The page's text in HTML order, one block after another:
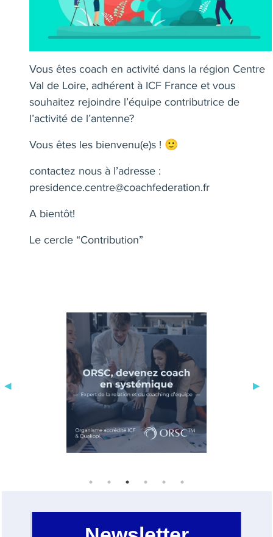
Vous êtes coach en activité dans la région Centre
Val de Loire, adhérent à ICF France et vous
souhaitez rejoindre l’équipe contributrice de
l’activité de l’antenne?
Vous êtes les bienvenu(e)s ! 🙂
contactez nous à l’adresse :
presidence.centre@coachfederation.fr
A bientôt!
Le cercle “Contribution”